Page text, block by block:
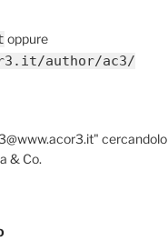
oppure
author/ac3/
cercandolo
& Co.